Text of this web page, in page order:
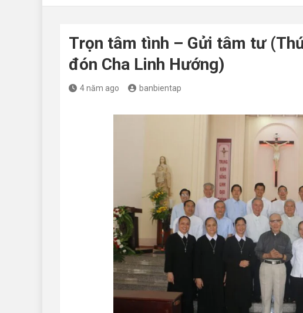
Trọn tâm tình – Gửi tâm tư
đón Cha Linh Hướng)
4 năm ago banbientap